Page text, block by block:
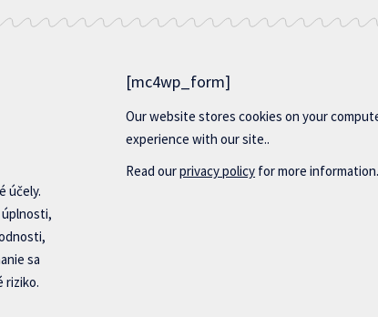
účely.
úplnosti,
sa
riziko.
[mc4wp_form]
Our website stores cookies on your
experience with our site..
Read ourprivacy policy for more information.